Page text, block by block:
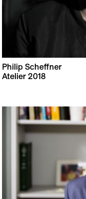
Philip Scheffner
Atelier 2018